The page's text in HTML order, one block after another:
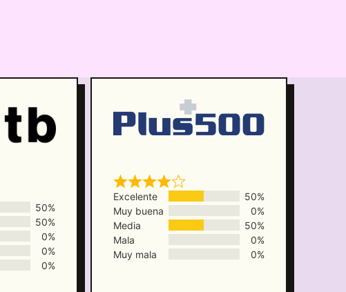
50%
50%
0%
0%
0%
Excelente
50%
Muy buena
0%
Media
50%
Mala
0%
Muy mala
0%